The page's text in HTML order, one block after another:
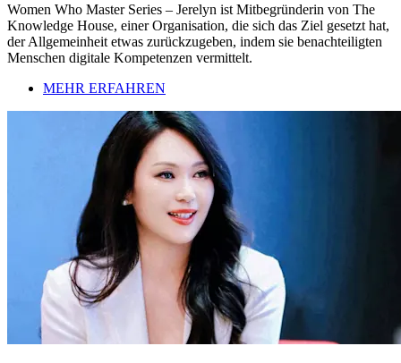
Women Who Master Series – Jerelyn ist Mitbegründerin von The
Knowledge House, einer Organisation, die sich das Ziel gesetzt hat,
der Allgemeinheit etwas zurückzugeben, indem sie benachteiligten
Menschen digitale Kompetenzen vermittelt.
MEHR ERFAHREN